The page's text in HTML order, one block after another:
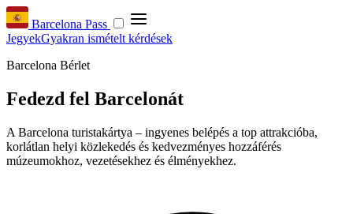
Barcelona Pass
JegyekGyakran ismételt kérdések
Barcelona Bérlet
Fedezd fel Barcelonát
A Barcelona turistakártya – ingyenes belépés a top attrakcióba,
korlátlan helyi közlekedés és kedvezményes hozzáférés
múzeumokhoz, vezetésekhez és élményekhez.